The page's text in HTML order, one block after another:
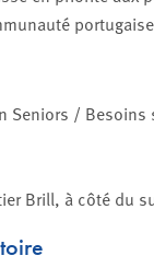
Seniors /
Brill, à côté du